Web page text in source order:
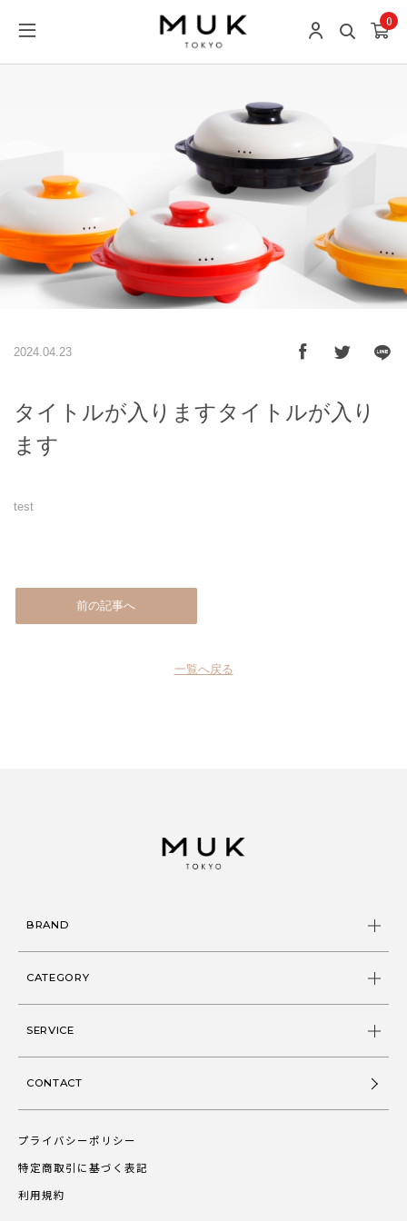
0
2024.04.23
タイトルが入りますタイトルが入り
ます
test
前の記事へ
一覧へ戻る
BRAND
CATEGORY
SERVICE
CONTACT
プライバシーポリシー
特定商取引に基づく表記
利用規約